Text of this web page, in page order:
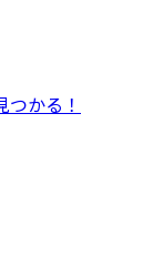
かる！